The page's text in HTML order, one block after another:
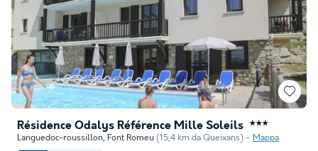
Résidence Odalys Référence Mille Soleils ★★★
Languedoc-roussillon, Font Romeu (15,4 km da Queixans) Mappa